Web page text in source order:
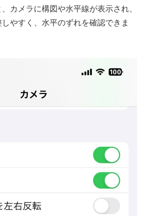
カメラに構図や水平線が表示され、
やすく、水平のずれを確認できま